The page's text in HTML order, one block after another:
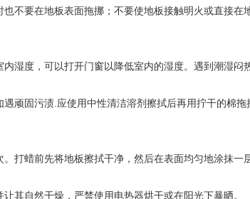
不要在地板表面拖挪；不要使地板接触明火或直接在
湿度，可以打开门窗以降低室内的湿度。遇到潮湿闷
顽固污渍.应使用中性清洁溶剂擦拭后再用拧干的棉
打蜡前先将地板擦拭干净，然后在表面均匀地涂抹一
其自然干燥，严禁使用电热器烘干或在阳光下暴晒。